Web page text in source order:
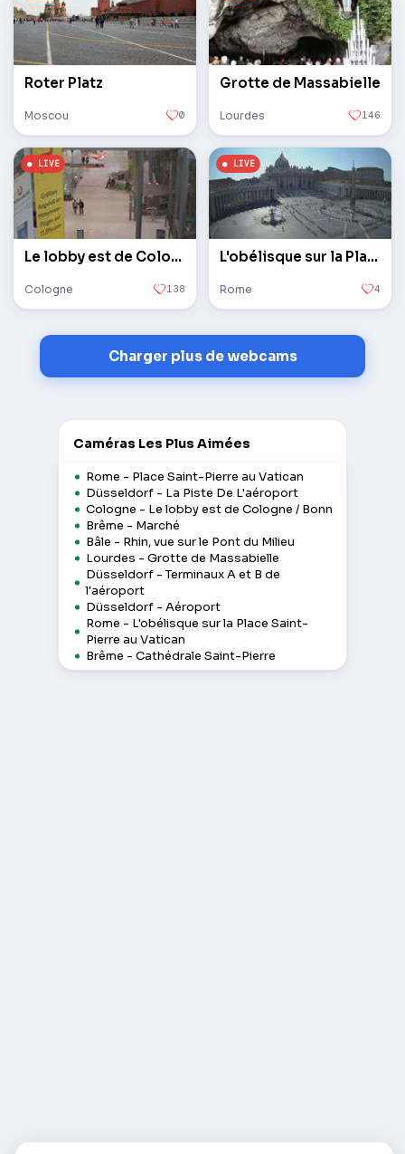
Roter Platz
Moscou 0
Grotte de Massabielle
Lourdes 146
Le lobby est de Cologne / Bonn
Cologne 138
L'obélisque sur la Place Saint-Pierre au Vatican
Rome 4
Charger plus de webcams
Caméras Les Plus Aimées
Rome - Place Saint-Pierre au Vatican
Düsseldorf - La Piste De L'aéroport
Cologne - Le lobby est de Cologne / Bonn
Brême - Marché
Bâle - Rhin, vue sur le Pont du Milieu
Lourdes - Grotte de Massabielle
Düsseldorf - Terminaux A et B de
l'aéroport
Düsseldorf - Aéroport
Rome - L'obélisque sur la Place Saint-
Pierre au Vatican
Brême - Cathédrale Saint-Pierre